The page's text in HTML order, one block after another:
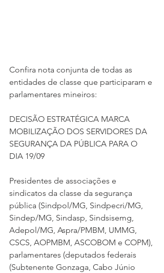
Confira nota conjunta de todas as
entidades de classe que participaram e
parlamentares mineiros:
DECISÃO ESTRATÉGICA MARCA
MOBILIZAÇÃO DOS SERVIDORES DA
SEGURANÇA DA PÚBLICA PARA O
DIA 19/09
Presidentes de associações e
sindicatos da classe da segurança
pública (Sindpol/MG, Sindpecri/MG,
Sindep/MG, Sindasp, Sindsisemg,
Adepol/MG, Aspra/PMBM, UMMG,
CSCS, AOPMBM, ASCOBOM e COPM),
parlamentares (deputados federais
(Subtenente Gonzaga, Cabo Júnio